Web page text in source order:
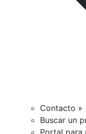
Contacto »
Buscar un